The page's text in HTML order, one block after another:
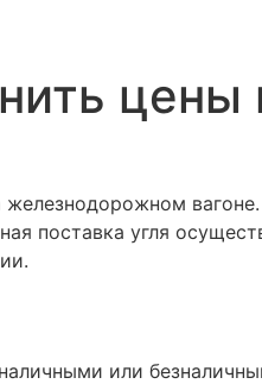
цены
железнодорожном
поставка угля
или